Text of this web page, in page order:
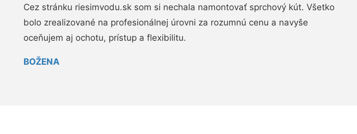
Cez stránku riesimvodu.sk som si nechala namontovať sprchový kút. Všetko
bolo zrealizované na profesionálnej úrovni za rozumnú cenu a navyše
oceňujem aj ochotu, prístup a flexibilitu.
BOŽENA